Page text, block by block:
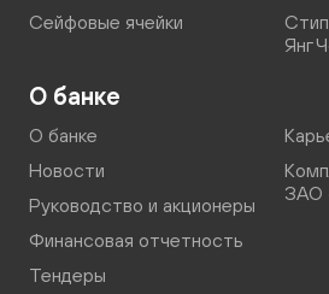
Сейфовые ячейки
Янг
О банке
О банке
Новости
Руководство и акционеры
Финансовая отчетность
Тендеры
ЗАО